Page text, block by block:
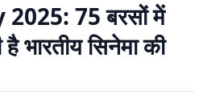
75 बरसों में
भारतीय सिनेमा की